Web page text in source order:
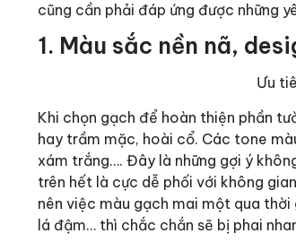
cũng cần phải đáp ứng được những
1. Màu sắc nền nã,
Ưu
Khi chọn gạch để hoàn thiện phần
hay trầm mặc, hoài cổ. Các tone
xám trắng…. Đây là những gợi ý
trên hết là cực dễ phối với không
nên việc màu gạch mai một qua thời
lá đậm… thì chắc chắn sẽ bị phai